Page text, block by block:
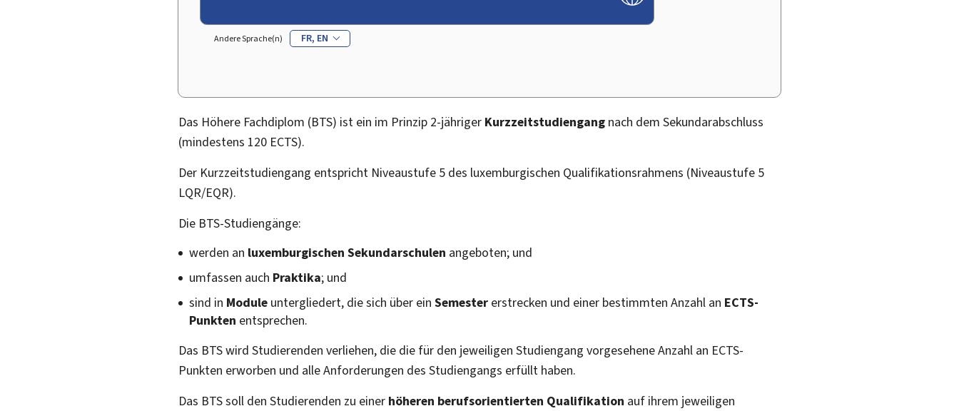
Andere Sprache(n) FR EN
Das Höhere Fachdiplom (BTS) ist ein im Prinzip 2-jähriger Kurzzeitstudiengang nach dem Sekundarabschluss
(mindestens 120 ECTS).
Der Kurzzeitstudiengang entspricht Niveaustufe 5 des luxemburgischen Qualifikationsrahmens (Niveaustufe 5
LQR/EQR).
Die BTS-Studiengänge:
werden an luxemburgischen Sekundarschulen angeboten; und
umfassen auch Praktika; und
sind in Module untergliedert, die sich über ein Semester erstrecken und einer bestimmten Anzahl an ECTS-
Punkten entsprechen.
Das BTS wird Studierenden verliehen, die die für den jeweiligen Studiengang vorgesehene Anzahl an ECTS-
Punkten erworben und alle Anforderungen des Studiengangs erfüllt haben.
Das BTS soll den Studierenden zu einer höheren berufsorientierten Qualifikation auf ihrem jeweiligen